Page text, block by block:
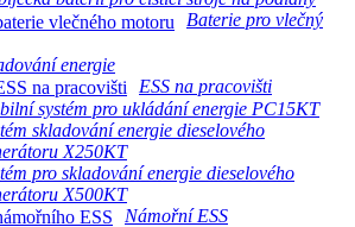
Baterie pro vlečný
energie
ESS na pracovišti
systém pro ukládání energie PC15KT
skladování energie dieselového
X250KT
pro skladování energie dieselového
X500KT
Námořní ESS